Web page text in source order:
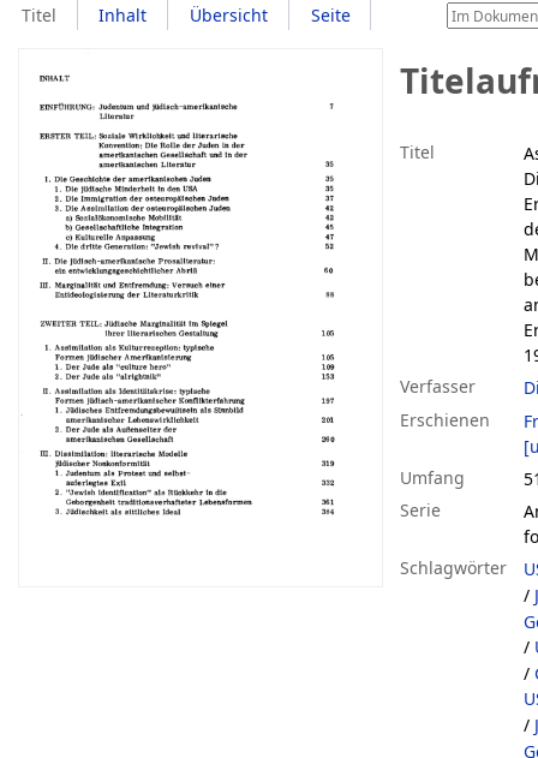
Titel Inhalt Übersicht Seite
Titel
Verfasser
Erschienen
Umfang
Serie
Schlagwörter
/
/
/
/